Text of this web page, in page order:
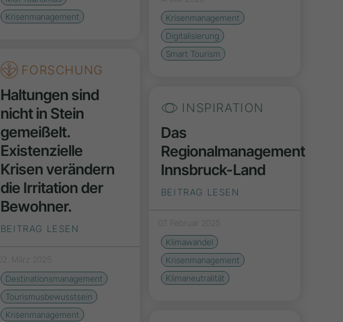
Krisenmanagement
Krisenmanagement
Digitalisierung
Smart Tourism
FORSCHUNG
Haltungen sind
nicht in Stein
gemeißelt.
Existenzielle
Krisen verändern
die Irritation der
Bewohner.
BEITRAG LESEN
02. März 2025
Destinationsmanagement
Tourismusbewusstsein
Krisenmanagement
INSPIRATION
Das
Regionalmanagement
Innsbruck-Land
BEITRAG LESEN
07. Februar 2025
Klimawandel
Krisenmanagement
Klimaneutralität